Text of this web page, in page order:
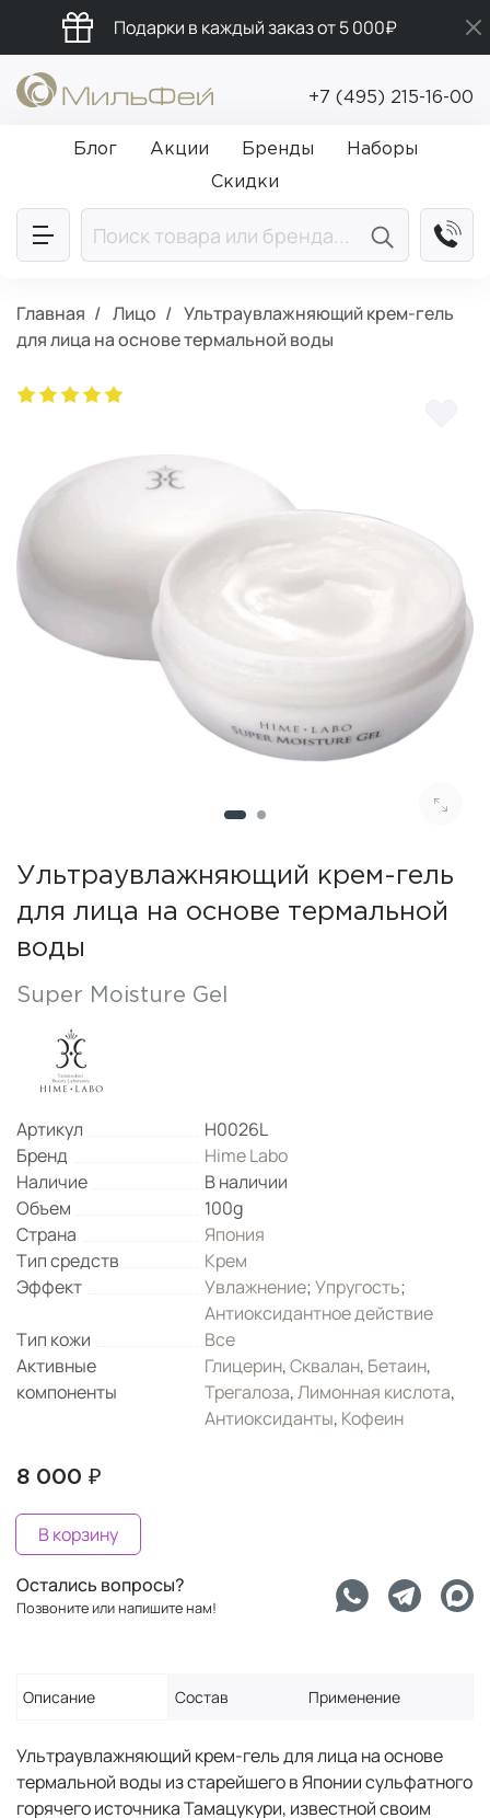
Подарки в каждый заказ от 5 000₽
Бесплатная доставка от 5 000₽
Промокод ПРИВЕТ
+7 (495) 215-16-00
Блог Акции Бренды
Наборы
Скидки
Главная Лицо
Ультраувлажняющий крем-гель
для лица на основе термальной воды
Ультраувлажняющий крем-гель
для лица на основе термальной
воды
Super Moisture Gel
Артикул
H0026L
Бренд
Hime Labo
Наличие
В наличии
Объем
100g
Страна
Япония
Тип средств
Крем
Эффект
Увлажнение;Упругость;
Антиоксидантное действие
Тип кожи
Все
Активные
компоненты
Глицерин,Сквалан, Бетаин,
Трегалоза,Лимонная кислота,
Антиоксиданты, Кофеин
8 000 ₽
В корзину
Остались вопросы?
Позвоните или напишите нам!
Описание Состав Применение
Ультраувлажняющий крем-гель для лица на основе
термальной воды из старейшего в Японии сульфатного
горячего источника Тамацукури, известной своим